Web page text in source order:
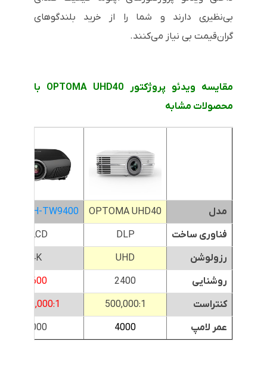
بی‌نظیری دارند و شما را از خرید بلندگوهای
گران‌قیمت بی نیاز می‌کنند.
مقایسه ویدئو پروژکتور OPTOMA UHD40 با
محصولات مشابه
مدل OPTOMA UHD40
EH-TW9400
فناوری ساخت
DLP
3LCD
رزولوشن
UHD
4K
روشنایی
2400
2600
کنتراست
500,000:1
1,200,000:1
عمر لامپ
4000
5000